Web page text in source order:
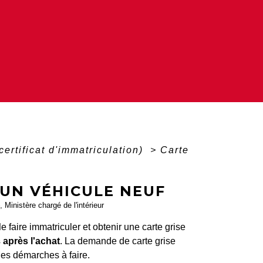
d'immatriculation) > Carte
VÉHICULE NEUF
Ministère chargé de l'intérieur
faire immatriculer et obtenir une carte grise
après l'achat. La demande de carte grise
démarches à faire.